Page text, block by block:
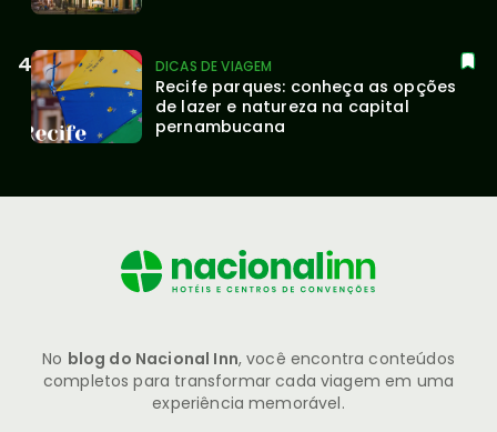
DICAS DE VIAGEM
Recife parques: conheça as opções
de lazer e natureza na capital
pernambucana
No blog do Nacional Inn, você encontra conteúdos
completos para transformar cada viagem em uma
experiência memorável.